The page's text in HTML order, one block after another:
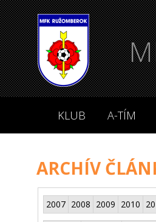
KLUB A-TÍM
ARCHÍV
2007 2008 2009 2010